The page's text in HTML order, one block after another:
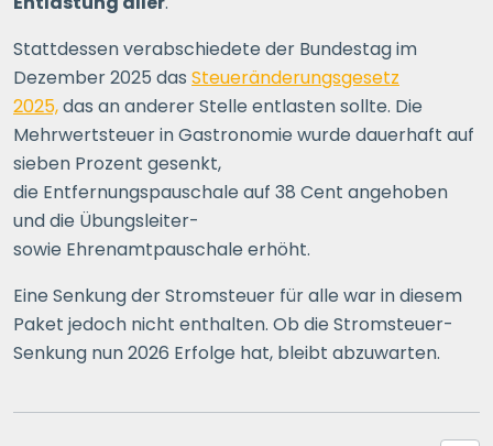
Stattdessen verabschiedete der Bundestag im
Dezember 2025 das Steueränderungsgesetz
2025,das an anderer Stelle entlasten sollte. Die
Mehrwertsteuer in Gastronomie wurde dauerhaft auf
sieben Prozent gesenkt,
die Entfernungspauschale auf 38 Cent angehoben
und die Übungsleiter-
sowie Ehrenamtpauschale erhöht.
Eine Senkung der Stromsteuer für alle war in diesem
Paket jedoch nicht enthalten. Ob die Stromsteuer-
Senkung nun 2026 Erfolge hat, bleibt abzuwarten.